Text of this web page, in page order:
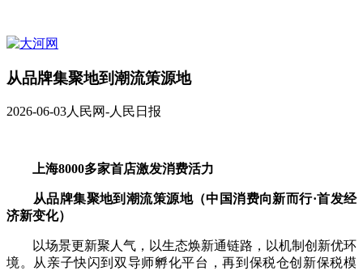
从品牌集聚地到潮流策源地
2026-06-03人民网-人民日报
上海8000多家首店激发消费活力
从品牌集聚地到潮流策源地（中国消费向新而行·首发经
济新变化）
以场景更新聚人气，以生态焕新通链路，以机制创新优环
境。从亲子快闪到双导师孵化平台，再到保税仓创新保税模